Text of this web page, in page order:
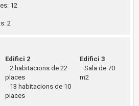
12
2
Edifici 2
2 habitacions de 22
places
13 habitacions de 10
places
Edifici 3
Sala de 70
m2